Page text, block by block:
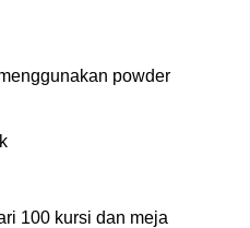
powder
100 kursi dan meja